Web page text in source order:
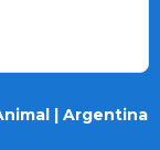
| Argentina